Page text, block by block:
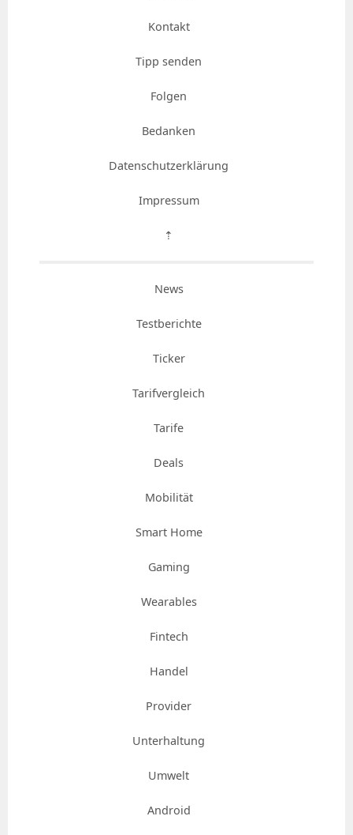
Kontakt
Tipp senden
Folgen
Bedanken
Datenschutzerklärung
Impressum
⇡
News
Testberichte
Ticker
Tarifvergleich
Tarife
Deals
Mobilität
Smart Home
Gaming
Wearables
Fintech
Handel
Provider
Unterhaltung
Umwelt
Android